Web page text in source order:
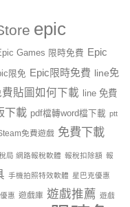
epic
Games 限時免費 Epic
限免 Epic限時免費 line免
費貼圖如何下載
line 免費
下載 pdf檔轉word檔下載 ptt
免費遊戲 免費下載
局 網路報稅軟體 報稅扣除額 報
手機拍照特效軟體 星巴克優惠
惠 遊戲庫 遊戲推薦 遊戲